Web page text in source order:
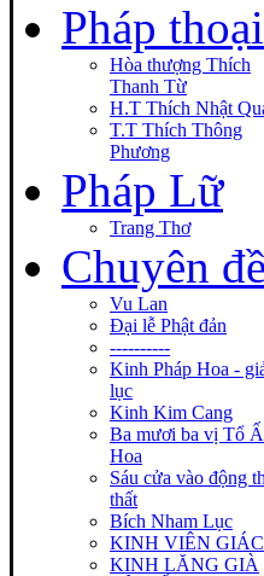
Pháp thoại
Hòa thượng Thích
Thanh Từ
H.T Thích Nhật
T.T Thích Thông
Phương
Pháp Lữ
Trang Thơ
Chuyên đề
Vu Lan
Đại lễ Phật đản
----------
Kinh Pháp Hoa -
lục
Kinh Kim Cang
Ba mươi ba vị Tổ
Hoa
Sáu cửa vào động
thất
Bích Nham Lục
KINH VIÊN GIÁC
KINH LĂNG GIÀ